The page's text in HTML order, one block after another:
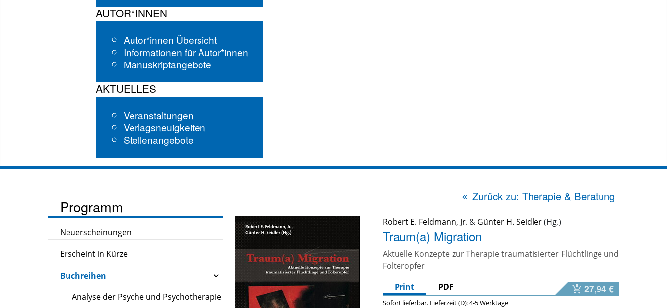
AUTOR*INNEN
Autor*innen Übersicht
Informationen für Autor*innen
Manuskriptangebote
AKTUELLES
Veranstaltungen
Verlagsneuigkeiten
Stellenangebote
Programm
Neuerscheinungen
Erscheint in Kürze
Buchreihen
Analyse der Psyche und Psychotherapie
Zurück zu: Therapie & Beratung
Robert E. Feldmann, Jr. & Günter H. Seidler
Traum(a) Migration
Aktuelle Konzepte zur Therapie traumatisierter Flüchtlinge und
Folteropfer
Print
PDF 27,94 €
Sofort lieferbar. Lieferzeit (D): 4-5 Werktage